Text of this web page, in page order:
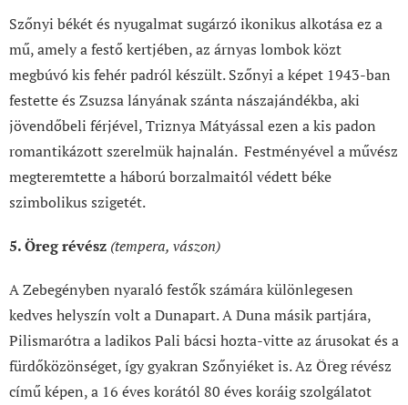
Szőnyi békét és nyugalmat sugárzó ikonikus alkotása ez a
mű, amely a festő kertjében, az árnyas lombok közt
megbúvó kis fehér padról készült. Szőnyi a képet 1943-ban
festette és Zsuzsa lányának szánta nászajándékba, aki
jövendőbeli férjével, Triznya Mátyással ezen a kis padon
romantikázott szerelmük hajnalán. Festményével a művész
megteremtette a háború borzalmaitól védett béke
szimbolikus szigetét.
5. Öreg révész (tempera, vászon)
A Zebegényben nyaraló festők számára különlegesen
kedves helyszín volt a Dunapart. A Duna másik partjára,
Pilismarótra a ladikos Pali bácsi hozta-vitte az árusokat és a
fürdőközönséget, így gyakran Szőnyiéket is. Az Öreg révész
című képen, a 16 éves korától 80 éves koráig szolgálatot